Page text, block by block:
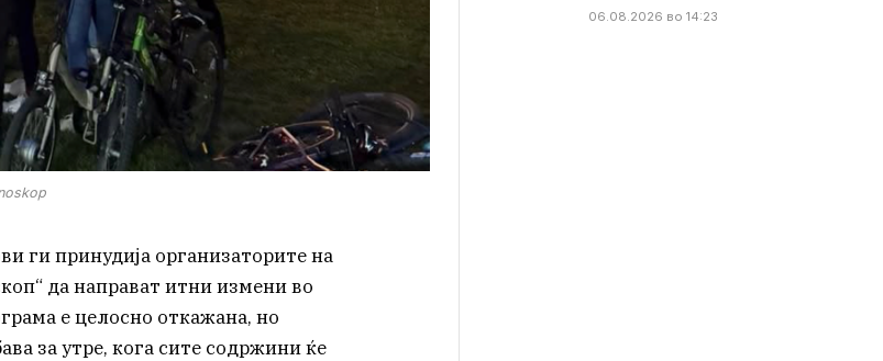
ги принудија организаторите на
да направат итни измени во
е целосно откажана, но
за утре, кога сите содржини ќе
06.08.2026 во 14:23